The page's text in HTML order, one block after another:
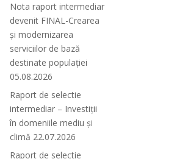
Nota raport intermediar
devenit FINAL-Crearea
și modernizarea
serviciilor de bază
destinate populației
05.08.2026
Raport de selectie
intermediar – Investiții
în domeniile mediu și
climă 22.07.2026
Raport de selectie